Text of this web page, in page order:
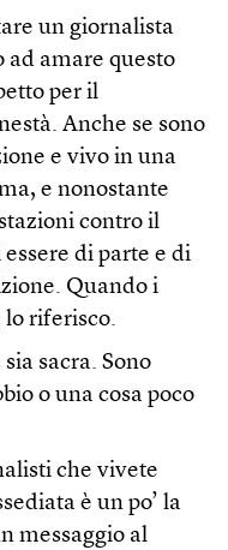
un giornalista
ad amare questo
per il
Anche se sono
e vivo in una
e nonostante
contro il
di parte e di
Quando i
riferisco.
sacra. Sono
o una cosa poco
che vivete
è un po’ la
messaggio al